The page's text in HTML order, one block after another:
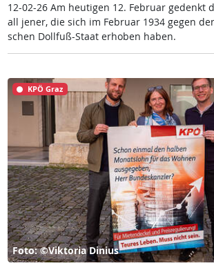
12-02-26 Am heu­ti­gen 12. Fe­bruar ge­denkt
all je­ner, die sich im Fe­bruar 1934 ge­gen
schen Doll­fuß-Staat er­ho­ben ha­ben.
KPÖ Graz
Foto: ©Viktoria Dinius